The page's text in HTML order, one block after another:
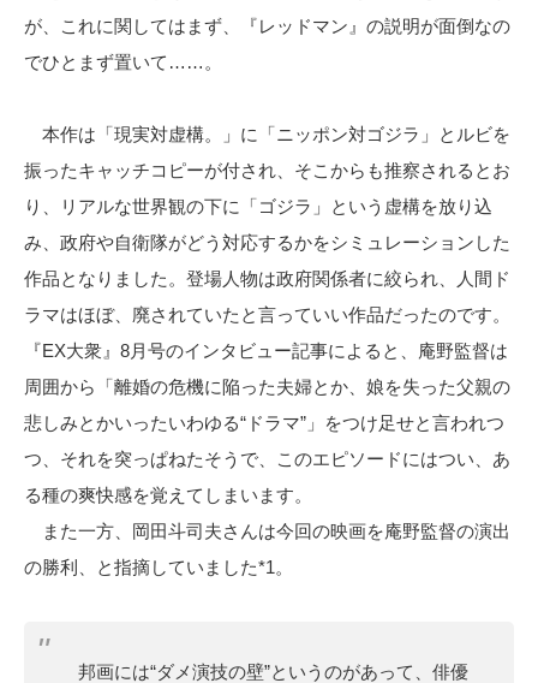
が、これに関してはまず、『レッドマン』の説明が面倒なの
でひとまず置いて……。
本作は「現実対虚構。」に「ニッポン対ゴジラ」とルビを
振ったキャッチコピーが付され、そこからも推察されるとお
り、リアルな世界観の下に「ゴジラ」という虚構を放り込
み、政府や自衛隊がどう対応するかをシミュレーションした
作品となりました。登場人物は政府関係者に絞られ、人間ド
ラマはほぼ、廃されていたと言っていい作品だったのです。
『EX大衆』8月号のインタビュー記事によると、庵野監督は
周囲から「離婚の危機に陥った夫婦とか、娘を失った父親の
悲しみとかいったいわゆる“ドラマ”」をつけ足せと言われつ
つ、それを突っぱねたそうで、このエピソードにはつい、あ
る種の爽快感を覚えてしまいます。
また一方、岡田斗司夫さんは今回の映画を庵野監督の演出
の勝利、と指摘していました*1。
邦画には“ダメ演技の壁”というのがあって、俳優